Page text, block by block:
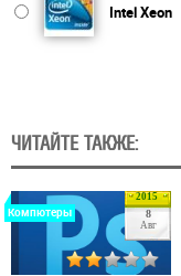
Intel Xeon
ЧИТАЙТЕ ТАКЖЕ:
2015
8
Авг
Компютеры